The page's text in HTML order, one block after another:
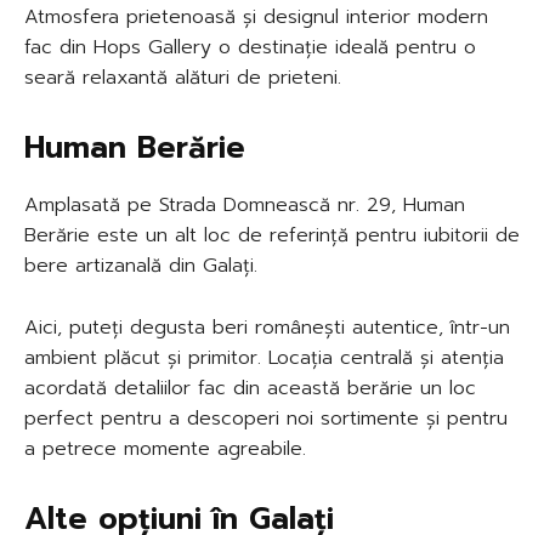
Atmosfera prietenoasă și designul interior modern
fac din Hops Gallery o destinație ideală pentru o
seară relaxantă alături de prieteni.
Human Berărie
Amplasată pe Strada Domnească nr. 29, Human
Berărie este un alt loc de referință pentru iubitorii de
bere artizanală din Galați.
Aici, puteți degusta beri românești autentice, într-un
ambient plăcut și primitor. Locația centrală și atenția
acordată detaliilor fac din această berărie un loc
perfect pentru a descoperi noi sortimente și pentru
a petrece momente agreabile.
Alte opțiuni în Galați